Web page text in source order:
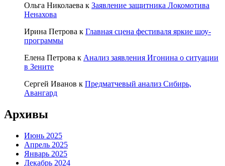
Ольга Николаева к Заявление защитника Локомотива
Ненахова
Ирина Петрова к Главная сцена фестиваля яркие шоу-
программы
Елена Петрова к Анализ заявления Игонина о ситуации
в Зените
Сергей Иванов к Предматчевый анализ Сибирь,
Авангард
Архивы
Июнь 2025
Апрель 2025
Январь 2025
Декабрь 2024